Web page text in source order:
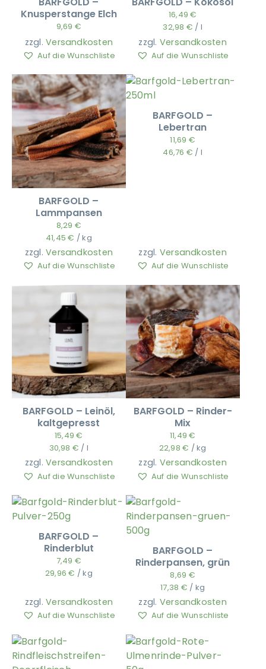
Knusperstange Elch
9,69 €
zzgl.Versandkosten
Auf die Wunschliste
16,49€
32,98 € / l
zzgl. Versandkosten
Auf die Wunschliste
BARFGOLD –
Lammpansen
8,29 €
41,45€ /kg
zzgl.Versandkosten
Auf die Wunschliste
BARFGOLD –
Lebertran
11,69 €
46,76 € / l
zzgl. Versandkosten
Auf die Wunschliste
BARFGOLD – Leinöl,
kaltgepresst
15,49€
30,98 € / l
zzgl.Versandkosten
Auf die Wunschliste
BARFGOLD – Rinder-
Mix
11,49€
22,98€ /kg
zzgl. Versandkosten
Auf die Wunschliste
BARFGOLD –
Rinderblut
7,49 €
29,96€ /kg
zzgl.Versandkosten
Auf die Wunschliste
BARFGOLD –
Rinderpansen, grün
8,69 €
17,38 € / kg
zzgl. Versandkosten
Auf die Wunschliste